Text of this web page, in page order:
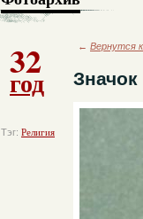
32
год
Тэг: Религия
← Вернутся